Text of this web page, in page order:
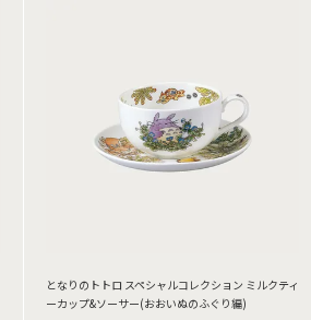
となりのトトロ スペシャルコレクション ミルクティ
ーカップ&ソーサー(おおいぬのふぐり編)